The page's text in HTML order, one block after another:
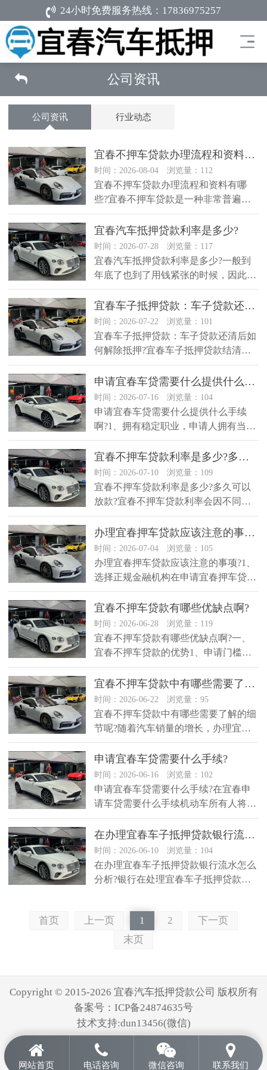
24小时免费服务热线： 17836975257
公司资讯
公司资讯 行业动态
​宜春不押车贷款办理流程和资料有哪些?
时间：2026-08-04 浏览量：112
宜春不押车贷款办理流程和资料有哪
些?宜春不押车贷款是一种非常普遍的
融资方式，许多借款人都会选择这种
方...
​宜春汽车抵押贷款利率是多少?
时间：2026-07-28 浏览量：117
宜春汽车抵押贷款利率是多少?一般到
年底了也到了用钱紧张的时候，因此贷
款年利率较低的抵押贷款咨询逐渐多...
宜春车子抵押贷款：车子贷款还清后如何解除抵押?
时间：2026-07-22 浏览量：101
宜春车子抵押贷款：车子贷款还清后如
何解除抵押?宜春车子抵押贷款结清后
解除车子抵押手续，车子解除抵押所...
​申请宜春车贷需要什么提供什么手续啊?
时间：2026-07-16 浏览量：104
申请宜春车贷需要什么提供什么手续
啊?1、拥有稳定职业，申请人拥有当地
抵押车辆的所有权。2、业务开展城...
​宜春不押车贷款利率是多少?多久可以放款?
时间：2026-07-10 浏览量：109
宜春不押车贷款利率是多少?多久可以
放款?宜春不押车贷款利率会因不同的
贷款机构和政策而有所不同。一般来...
​办理宜春押车贷款应该注意的事项?
时间：2026-07-04 浏览量：105
办理宜春押车贷款应该注意的事项?1、
选择正规金融机构在申请宜春押车贷款
时，一定要选择正规、合法的金融...
​宜春不押车贷款有哪些优缺点啊?
时间：2026-06-28 浏览量：119
宜春不押车贷款有哪些优缺点啊?一、
宜春不押车贷款的优势1、申请门槛
低：只有借款人拥有一辆估值不低于5...
​宜春不押车贷款中有哪些需要了解的细节呢?
时间：2026-06-22 浏览量：95
宜春不押车贷款中有哪些需要了解的细
节呢?随着汽车销量的增长，办理宜春
不押车贷款的人也越来越多，但是有...
申请宜春车贷需要什么手续?
时间：2026-06-16 浏览量：102
申请宜春车贷需要什么手续?在宜春申
请车贷需要什么手续机动车所有人将机
动车作为抵押物抵押的，机动车所有...
​在办理宜春车子抵押贷款银行流水怎么分析?
时间：2026-06-10 浏览量：104
在办理宜春车子抵押贷款银行流水怎么
分析?银行在处理宜春车子抵押贷款时
首页 上一页 1 2
下一页
末页
Copyright © 2015-2026 宜春汽车抵押贷款公司 版权所有
备案号： ICP备24874635号
技术支持:dun13456(微信)
网站首页 电话咨询 微信咨询 联系我们